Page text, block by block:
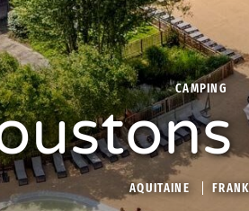
CAMPING
AQUITAINE